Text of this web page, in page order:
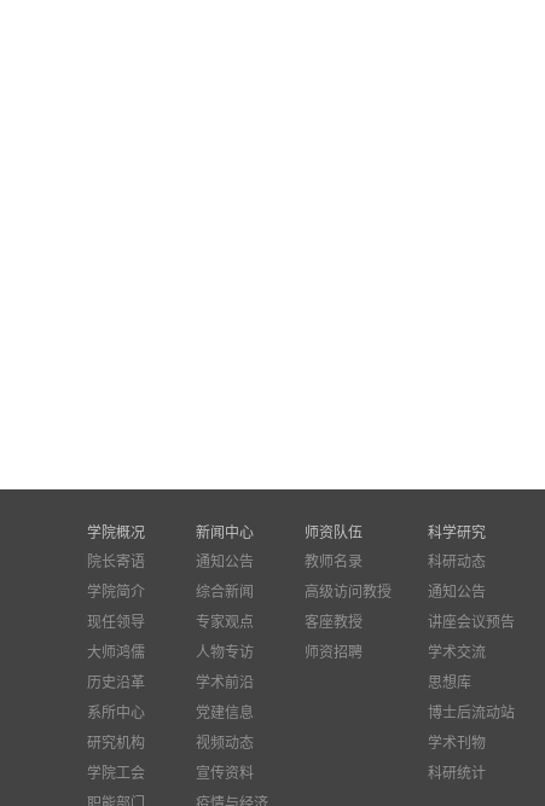
学院概况
院长寄语
学院简介
现任领导
大师鸿儒
历史沿革
系所中心
研究机构
学院工会
新闻中心
通知公告
综合新闻
专家观点
人物专访
学术前沿
党建信息
视频动态
宣传资料
师资队伍
教师名录
高级访问教授
客座教授
师资招聘
科学研究
科研动态
通知公告
讲座会议预告
学术交流
思想库
博士后流动站
学术刊物
科研统计